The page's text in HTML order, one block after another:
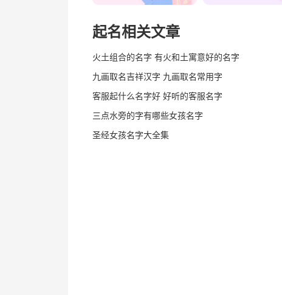
起名相关文章
火土组合的名字 有火和土寓意好的名字
九画取名吉祥汉字 九画取名常用字
客服起什么名字好 好听的客服名字
三点水旁的字有哪些女孩名字
圣经女孩名字大全集